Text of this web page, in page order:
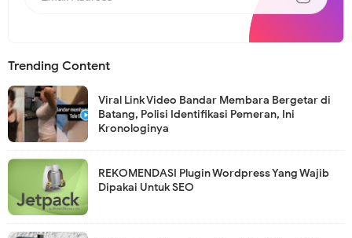
Trending Content
Viral Link Video Bandar Membara Bergetar di
Batang, Polisi Identifikasi Pemeran, Ini
Kronologinya
REKOMENDASI Plugin Wordpress Yang Wajib
Dipakai Untuk SEO